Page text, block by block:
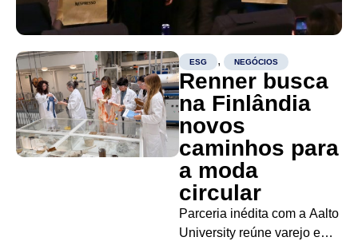
ESG , NEGÓCIOS
Renner busca
na Finlândia
novos
caminhos para
a moda
circular
Parceria inédita com a Aalto
University reúne varejo e